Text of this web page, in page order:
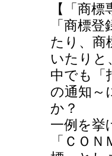
【「商
「商標
たり、商
いたりと
中でも「
の通知～
か？
一例を挙
「ＣＯ